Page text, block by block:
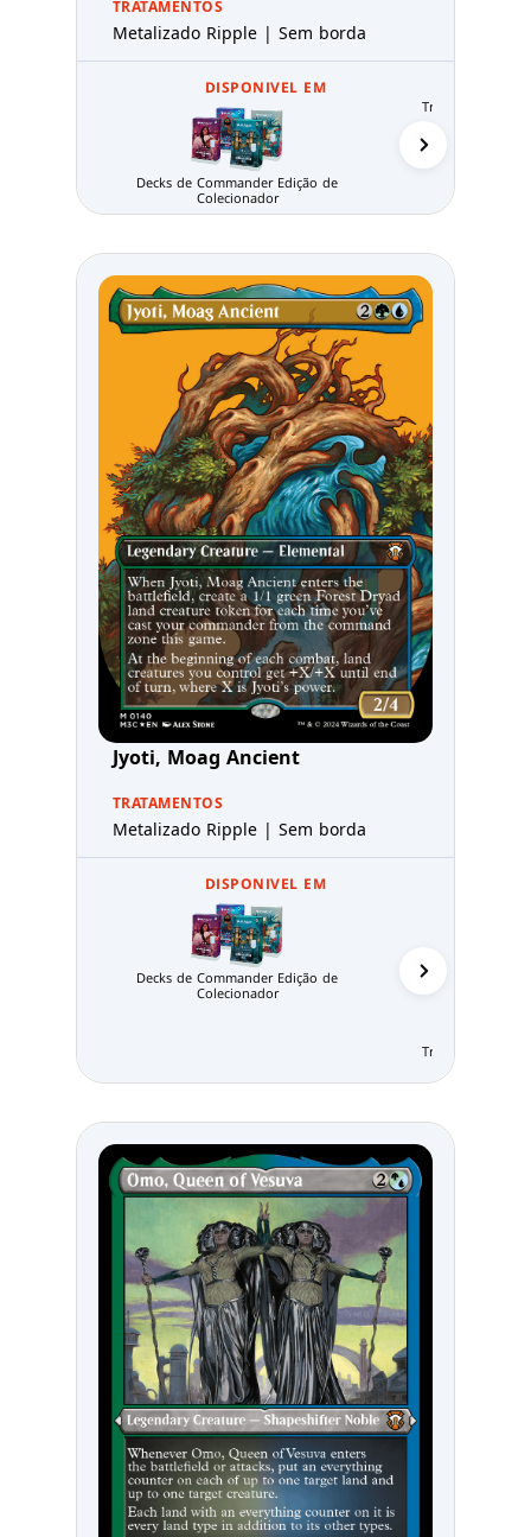
TRATAMENTOS
Metalizado Ripple | Sem borda
DISPONIVEL EM
Decks de Commander Edição de
Colecionador
Tricky Terrain
Jyoti, Moag Ancient
TRATAMENTOS
Metalizado Ripple | Sem borda
DISPONIVEL EM
Decks de Commander Edição de
Colecionador
Tricky Terrain